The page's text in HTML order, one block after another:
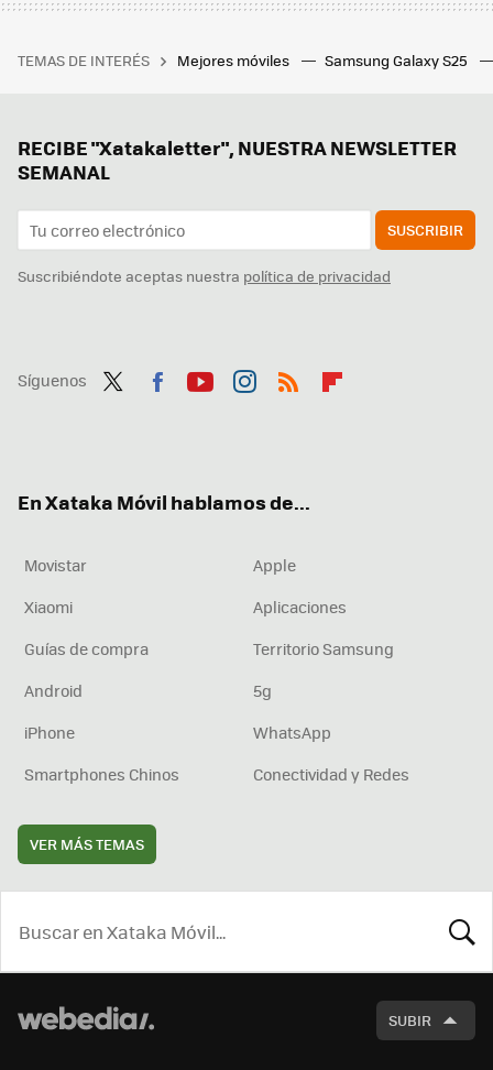
TEMAS DE INTERÉS Mejores móviles Samsung Galaxy S25
RECIBE "Xatakaletter", NUESTRA NEWSLETTER
SEMANAL
SUSCRIBIR
Suscribiéndote aceptas nuestra política de privacidad
Síguenos
En Xataka Móvil hablamos de...
Movistar
Apple
Xiaomi
Aplicaciones
Guías de compra
Territorio Samsung
Android
5g
iPhone
WhatsApp
Smartphones Chinos
Conectividad y Redes
VER MÁS TEMAS
SUBIR